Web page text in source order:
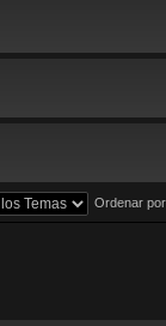
Ordenar por